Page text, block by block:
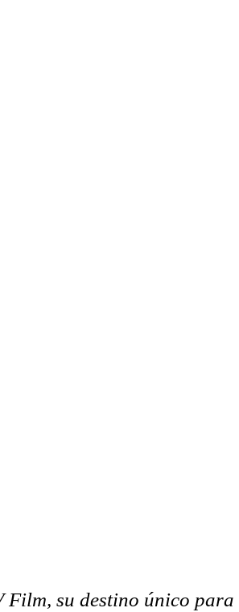
Film, su destino único